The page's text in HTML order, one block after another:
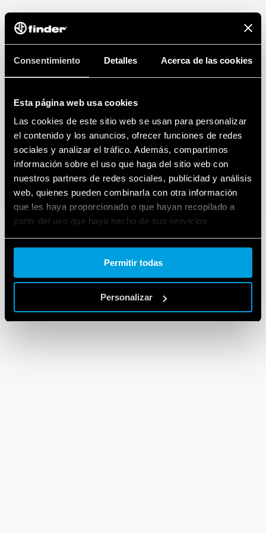
Consentimiento Detalles Acerca de las cookies
Esta página web usa cookies
Las cookies de este sitio web se usan para personalizar
el contenido y los anuncios, ofrecer funciones de redes
sociales y analizar el tráfico. Además, compartimos
información sobre el uso que haga del sitio web con
nuestros partners de redes sociales, publicidad y análisis
web, quienes pueden combinarla con otra información
que les haya proporcionado o que hayan recopilado a
partir del uso que haya hecho de sus servicios.
Cookie policy.
Permitir todas
Personalizar